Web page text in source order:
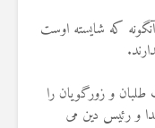
که شایسته اوست
و زورگویان را
و رئیس دین می